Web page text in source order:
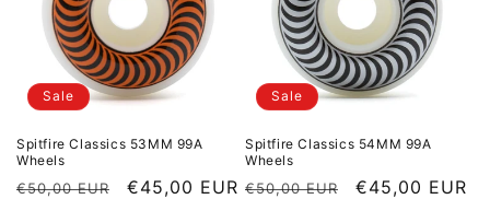
Sale
Spitfire Classics 53MM 99A
Wheels
Normaler Preis
€50,00 EUR Sale Preis
€45,00 EUR
Sale
Spitfire Classics 54MM 99A
Wheels
Normaler Preis
€50,00 EUR Sale Preis
€45,00 EUR